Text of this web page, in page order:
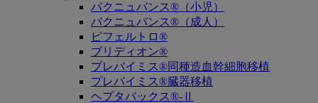
バクニュバンス®（小児）
バクニュバンス®（成人）
ピフェルトロ®
ブリディオン®
プレバイミス®同種造血幹細胞移植
プレバイミス®臓器移植
ヘプタバックス®-Ⅱ